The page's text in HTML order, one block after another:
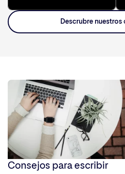
Descrubre nuestros
Consejos para escribir